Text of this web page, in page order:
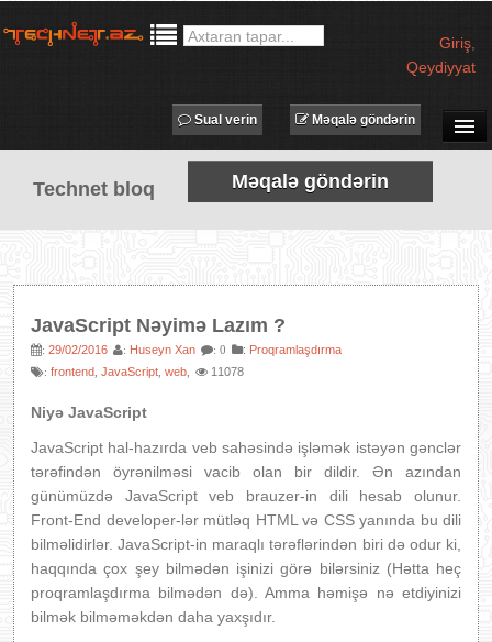
Giriş
Qeydiyyat
SUAL-CAVAB
TECHNET TV
MƏQALƏLƏR
XƏBƏRLƏR
Məqalə göndərin
Sual verin
Technet bloq Məqalə göndərin
JavaScript Nəyimə Lazım ?
: 29/02/2016 : Huseyn Xan : 0 : Proqramlaşdırma
: frontend JavaScript web 11078
Niyə JavaScript
JavaScript hal-hazırda veb sahəsində işləmək istəyən gənclər
tərəfindən öyrənilməsi vacib olan bir dildir. Ən azından
günümüzdə JavaScript veb brauzer-in dili hesab olunur.
Front-End developer-lər mütləq HTML və CSS yanında bu dili
bilməlidirlər. JavaScript-in maraqlı tərəflərindən biri də odur ki,
haqqında çox şey bilmədən işinizi görə bilərsiniz (Hətta heç
proqramlaşdırma bilmədən də). Amma həmişə nə etdiyinizi
bilmək bilməməkdən daha yaxşıdır.